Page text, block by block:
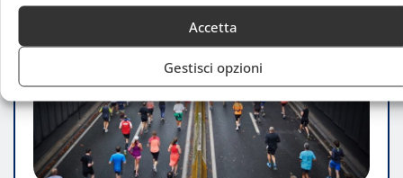
Accetta
Gestisci opzioni